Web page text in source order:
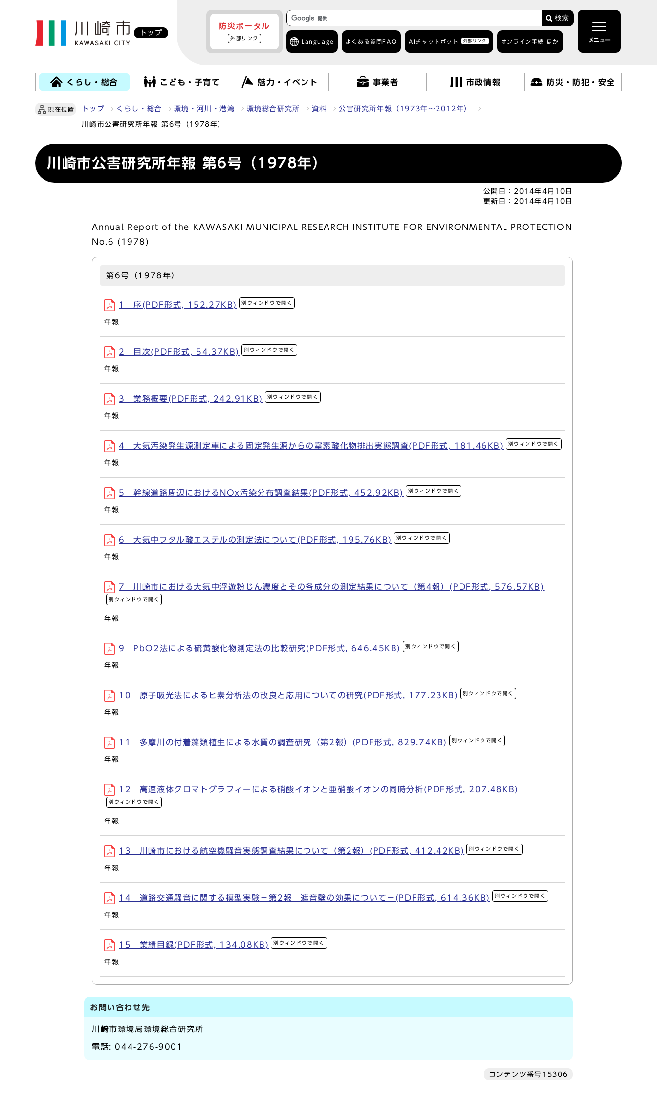
トップ
防災ポータル
外部リンク
検索
Language よくある質問 FAQ AIチャットボット 外部リンク オンライン手続 ほか メニュー
くらし・総合 こども・子育て 魅力・イベント 事業者 市政情報 防災・防犯・安全
現在位置 トップ くらし・総合 環境・河川・港湾 環境総合研究所 資料 公害研究所年報（1973年～2012年）
川崎市公害研究所年報 第6号（1978年）
川崎市公害研究所年報 第6号（1978年）
公開日： 2014年4月10日
更新日： 2014年4月10日
Annual Report of the KAWASAKI MUNICIPAL RESEARCH INSTITUTE FOR ENVIRONMENTAL PROTECTION
No.6 (1978)
第6号（1978年）
1 序(PDF形式, 152.27KB) 別ウィンドウで開く
年報
2 目次(PDF形式, 54.37KB) 別ウィンドウで開く
年報
3 業務概要(PDF形式, 242.91KB) 別ウィンドウで開く
年報
4 大気汚染発生源測定車による固定発生源からの窒素酸化物排出実態調査(PDF形式, 181.46KB) 別ウィンドウで開く
年報
5 幹線道路周辺におけるNOx汚染分布調査結果(PDF形式, 452.92KB) 別ウィンドウで開く
年報
6 大気中フタル酸エステルの測定法について(PDF形式, 195.76KB) 別ウィンドウで開く
年報
7 川崎市における大気中浮遊粉じん濃度とその各成分の測定結果について（第4報）(PDF形式, 576.57KB)
別ウィンドウで開く
年報
9 PbO2法による硫黄酸化物測定法の比較研究(PDF形式, 646.45KB) 別ウィンドウで開く
年報
10 原子吸光法によるヒ素分析法の改良と応用についての研究(PDF形式, 177.23KB) 別ウィンドウで開く
年報
11 多摩川の付着藻類植生による水質の調査研究（第2報）(PDF形式, 829.74KB) 別ウィンドウで開く
年報
12 高速液体クロマトグラフィーによる硝酸イオンと亜硝酸イオンの同時分析(PDF形式, 207.48KB)
別ウィンドウで開く
年報
13 川崎市における航空機騒音実態調査結果について（第2報）(PDF形式, 412.42KB) 別ウィンドウで開く
年報
14 道路交通騒音に関する模型実験－第2報 遮音壁の効果について－(PDF形式, 614.36KB) 別ウィンドウで開く
年報
15 業績目録(PDF形式, 134.08KB) 別ウィンドウで開く
年報
お問い合わせ先
川崎市環境局環境総合研究所
電話: 044-276-9001
コンテンツ番号15306